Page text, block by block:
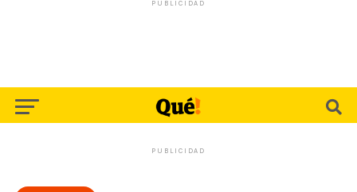
PUBLICIDAD
PUBLICIDAD